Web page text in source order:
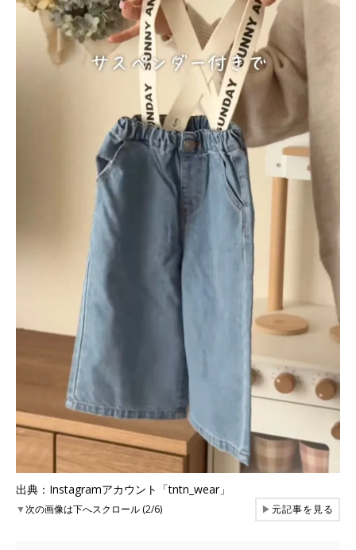
出典：Instagramアカウント「tntn_wear」
▼次の画像は下へスクロール (2/6) ▶元記事を見る